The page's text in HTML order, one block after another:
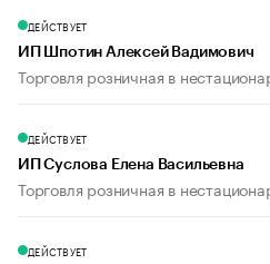
ДЕЙСТВУЕТ
ИП Шпотин Алексей Вадимович
Торговля розничная в
ДЕЙСТВУЕТ
ИП Суслова Елена Васильевна
Торговля розничная в
ДЕЙСТВУЕТ